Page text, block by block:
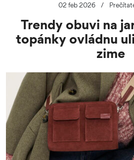
02 feb 2026 /
Trendy obuvi na
topánky ovládnu
zime